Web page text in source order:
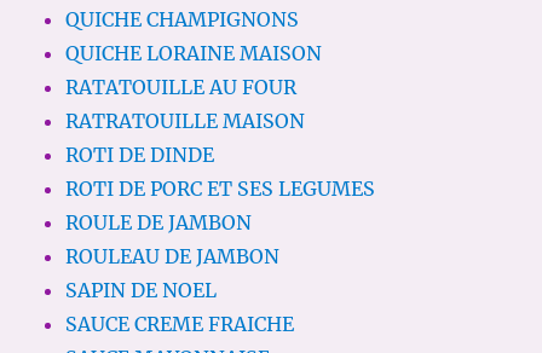
QUICHE CHAMPIGNONS
QUICHE LORAINE MAISON
RATATOUILLE AU FOUR
RATRATOUILLE MAISON
ROTI DE DINDE
ROTI DE PORC ET SES LEGUMES
ROULE DE JAMBON
ROULEAU DE JAMBON
SAPIN DE NOEL
SAUCE CREME FRAICHE